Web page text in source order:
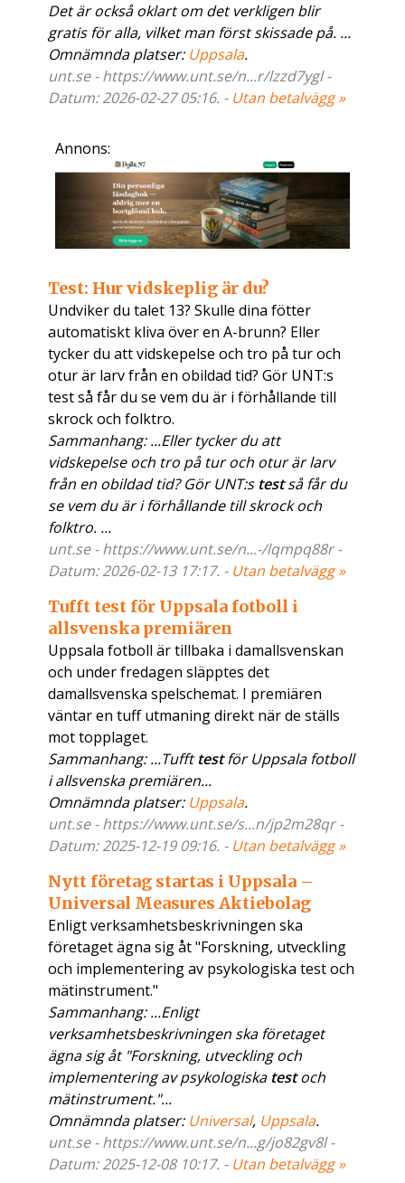
Det är också oklart om det verkligen blir
gratis för alla, vilket man först skissade på. ...
Omnämnda platser: Uppsala.
unt.se - https://www.unt.se/n...r/lzzd7ygl -
Datum: 2026-02-27 05:16. - Utan betalvägg »
Annons:
Test: Hur vidskeplig är du?
Undviker du talet 13? Skulle dina fötter
automatiskt kliva över en A-brunn? Eller
tycker du att vidskepelse och tro på tur och
otur är larv från en obildad tid? Gör UNT:s
test så får du se vem du är i förhållande till
skrock och folktro.
Sammanhang: ...Eller tycker du att
vidskepelse och tro på tur och otur är larv
från en obildad tid? Gör UNT:s testså får du
se vem du är i förhållande till skrock och
folktro. ...
unt.se - https://www.unt.se/n...-/lqmpq88r -
Datum: 2026-02-13 17:17. - Utan betalvägg »
Tufft test för Uppsala fotboll i
allsvenska premiären
Uppsala fotboll är tillbaka i damallsvenskan
och under fredagen släpptes det
damallsvenska spelschemat. I premiären
väntar en tuff utmaning direkt när de ställs
mot topplaget.
Sammanhang: ...Tuffttestför Uppsala fotboll
i allsvenska premiären...
Omnämnda platser: Uppsala.
unt.se - https://www.unt.se/s...n/jp2m28qr -
Datum: 2025-12-19 09:16. - Utan betalvägg »
Nytt företag startas i Uppsala –
Universal Measures Aktiebolag
Enligt verksamhetsbeskrivningen ska
företaget ägna sig åt "Forskning, utveckling
och implementering av psykologiska test och
mätinstrument."
Sammanhang: ...Enligt
verksamhetsbeskrivningen ska företaget
ägna sig åt "Forskning, utveckling och
implementering av psykologiska testoch
mätinstrument."...
Omnämnda platser: Universal, Uppsala.
unt.se - https://www.unt.se/n...g/jo82gv8l -
Datum: 2025-12-08 10:17. - Utan betalvägg »